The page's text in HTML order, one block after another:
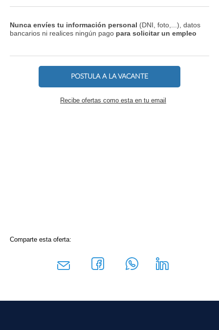
Nunca envíes tu información personal (DNI, foto,...), datos
bancarios ni realices ningún pago para solicitar un empleo
POSTULA A LA VACANTE
Recibe ofertas como esta en tu email
Comparte esta oferta: